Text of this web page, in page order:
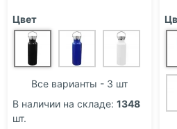
Цвет
Все варианты - 3 шт
В наличии на складе: 1348
шт.